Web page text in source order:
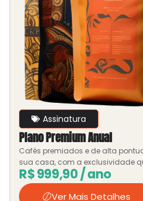
Assinatura
Plano Premium Anual
Cafés premiados e de alta
sua casa, com a exclusividade
R$999,90/ ano
Ver Mais Detalhes